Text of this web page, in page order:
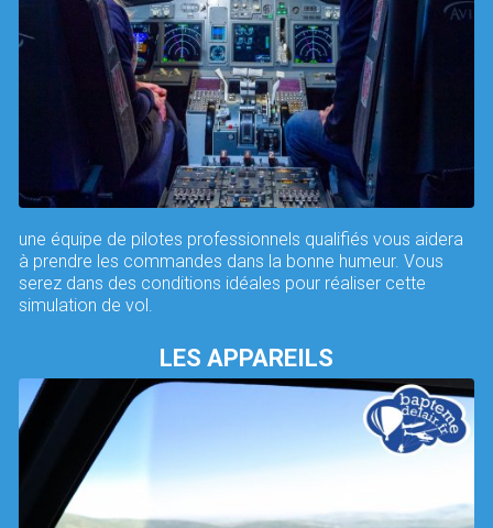
une équipe de pilotes professionnels qualifiés vous aidera
à prendre les commandes dans la bonne humeur. Vous
serez dans des conditions idéales pour réaliser cette
simulation de vol.
LES APPAREILS